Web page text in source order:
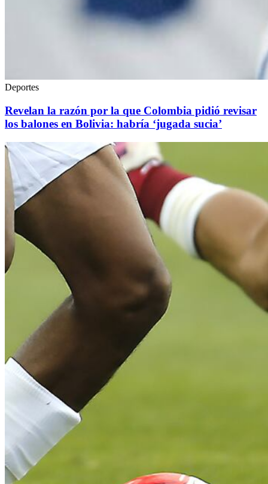
Deportes
Revelan la razón por la que Colombia pidió revisar
los balones en Bolivia: habría ‘jugada sucia’